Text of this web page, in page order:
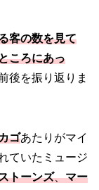
客の数を見て
ころにあっ
後を振り返りま
ゴあたりがマイ
ていたミュージ
トーンズ、マー